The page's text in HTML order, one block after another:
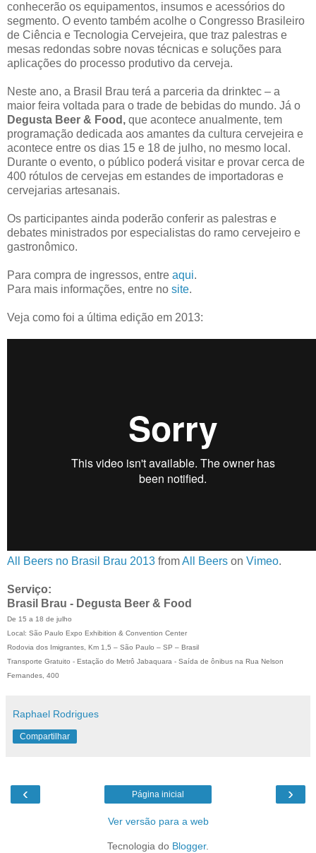
conhecerão os equipamentos, insumos e acessórios do
segmento. O evento também acolhe o Congresso Brasileiro
de Ciência e Tecnologia Cervejeira, que traz palestras e
mesas redondas sobre novas técnicas e soluções para
aplicações do processo produtivo da cerveja.
Neste ano, a Brasil Brau terá a parceria da drinktec – a
maior feira voltada para o trade de bebidas do mundo. Já o
Degusta Beer & Food, que acontece anualmente, tem
programação dedicada aos amantes da cultura cervejeira e
acontece entre os dias 15 e 18 de julho, no mesmo local.
Durante o evento, o público poderá visitar e provar cerca de
400 rótulos de cervejas em estandes de importadoras e
cervejarias artesanais.
Os participantes ainda poderão conferir as palestras e
debates ministrados por especialistas do ramo cervejeiro e
gastronômico.
Para compra de ingressos, entre aqui.
Para mais informações, entre no site.
Veja como foi a última edição em 2013:
All Beers no Brasil Brau 2013 fromAll Beers on Vimeo.
Serviço:
Brasil Brau - Degusta Beer & Food
De 15 a 18 de julho
Local: São Paulo Expo Exhibition & Convention Center
Rodovia dos Imigrantes, Km 1,5 – São Paulo – SP – Brasil
Transporte Gratuito - Estação do Metrô Jabaquara - Saída de ônibus na Rua Nelson
Fernandes, 400
Raphael Rodrigues
Compartilhar
‹ ›
Página inicial
Ver versão para a web
Tecnologia do Blogger.